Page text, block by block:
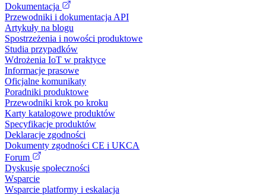
Dokumentacja
Przewodniki i dokumentacja API
Artykuły na blogu
Spostrzeżenia i nowości produktowe
Studia przypadków
Wdrożenia IoT w praktyce
Informacje prasowe
Oficjalne komunikaty
Poradniki produktowe
Przewodniki krok po kroku
Karty katalogowe produktów
Specyfikacje produktów
Deklaracje zgodności
Dokumenty zgodności CE i UKCA
Forum
Dyskusje społeczności
Wsparcie
Wsparcie platformy i eskalacja